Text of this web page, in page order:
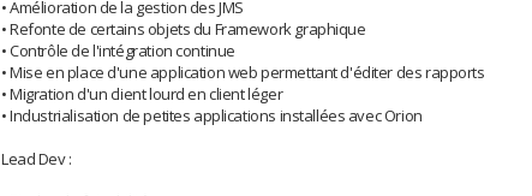
• Amélioration de la gestion des JMS
• Refonte de certains objets du Framework graphique
• Contrôle de l'intégration continue
• Mise en place d'une application web permettant d'éditer des rapports
• Migration d'un client lourd en client léger
• Industrialisation de petites applications installées avec Orion
Lead Dev :